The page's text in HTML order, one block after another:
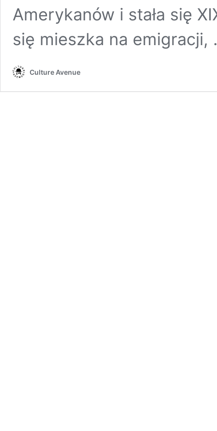
Amerykanów i stała się
się mieszka na
Culture Avenue